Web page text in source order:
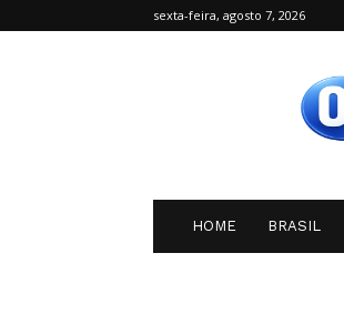
sexta-feira, agosto 7, 2026
HOME BRASIL